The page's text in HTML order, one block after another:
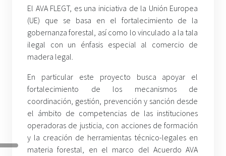
El AVA FLEGT, es una iniciativa de la Unión Europea
(UE) que se basa en el fortalecimiento de la
gobernanza forestal, así como lo vinculado a la tala
ilegal con un énfasis especial al comercio de
madera legal.
En particular este proyecto busca apoyar el
fortalecimiento de los mecanismos de
coordinación, gestión, prevención y sanción desde
el ámbito de competencias de las instituciones
operadoras de justicia, con acciones de formación
y la creación de herramientas técnico-legales en
materia forestal, en el marco del Acuerdo AVA